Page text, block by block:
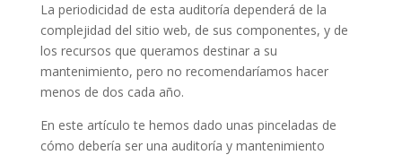
La periodicidad de esta auditoría dependerá de la
complejidad del sitio web, de sus componentes, y de
los recursos que queramos destinar a su
mantenimiento, pero no recomendaríamos hacer
menos de dos cada año.
En este artículo te hemos dado unas pinceladas de
cómo debería ser una auditoría y mantenimiento